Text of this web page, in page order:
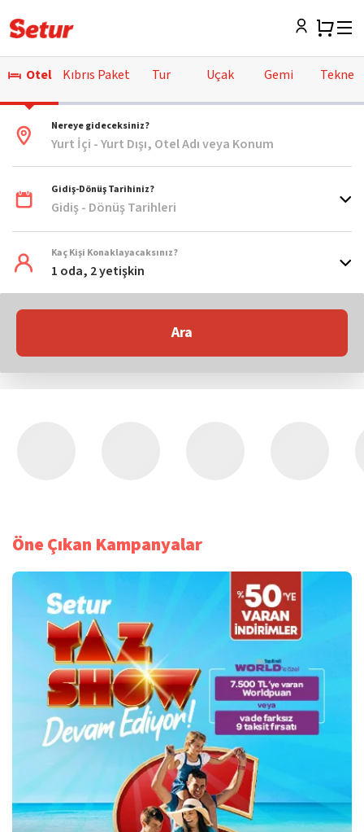
Otel Kıbrıs Paket Tur Uçak Gemi Tekne
Nereye gideceksiniz?
Yurt İçi - Yurt Dışı, Otel Adı veya Konum
Gidiş-Dönüş Tarihiniz?
Gidiş - Dönüş Tarihleri
Kaç Kişi Konaklayacaksınız?
1 oda, 2 yetişkin
Ara
Öne Çıkan Kampanyalar